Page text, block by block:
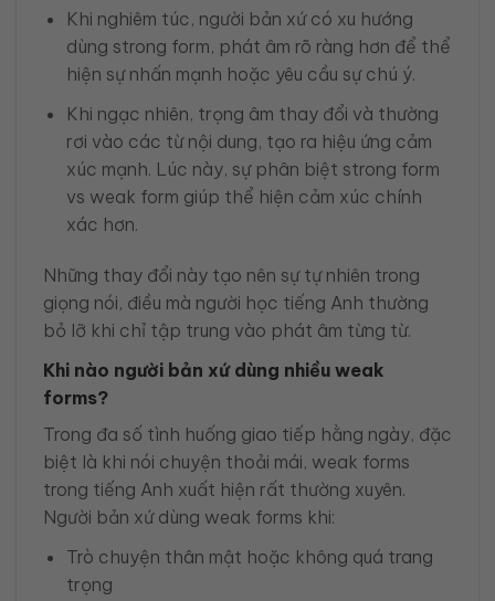
Khi nghiêm túc, người bản xứ có xu hướng
dùng strong form, phát âm rõ ràng hơn để thể
hiện sự nhấn mạnh hoặc yêu cầu sự chú ý.
Khi ngạc nhiên, trọng âm thay đổi và thường
rơi vào các từ nội dung, tạo ra hiệu ứng cảm
xúc mạnh. Lúc này, sự phân biệt strong form
vs weak form giúp thể hiện cảm xúc chính
xác hơn.
Những thay đổi này tạo nên sự tự nhiên trong
giọng nói, điều mà người học tiếng Anh thường
bỏ lỡ khi chỉ tập trung vào phát âm từng từ.
Khi nào người bản xứ dùng nhiều weak
forms?
Trong đa số tình huống giao tiếp hằng ngày, đặc
biệt là khi nói chuyện thoải mái, weak forms
trong tiếng Anh xuất hiện rất thường xuyên.
Người bản xứ dùng weak forms khi:
Trò chuyện thân mật hoặc không quá trang
trọng